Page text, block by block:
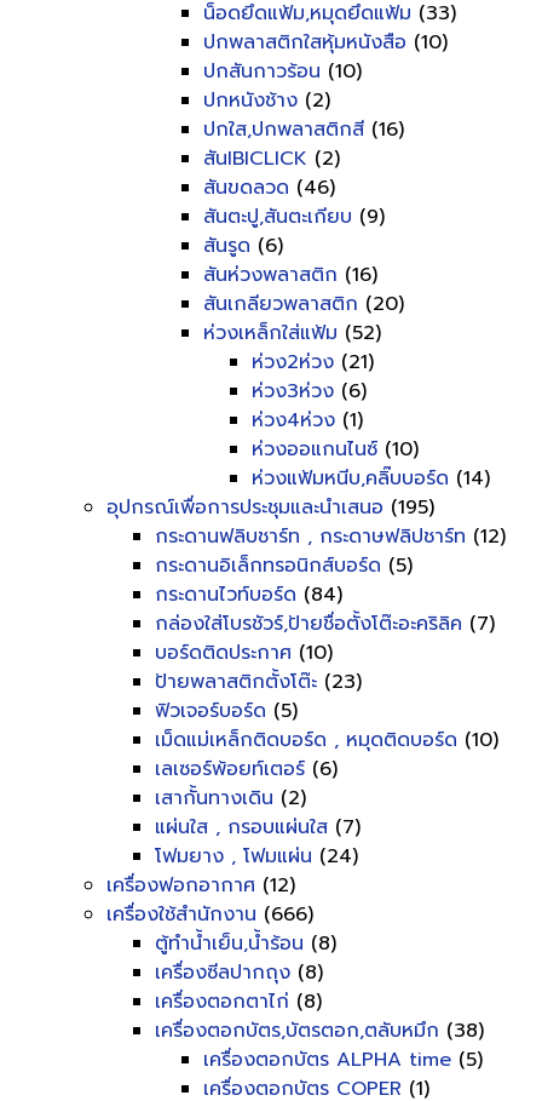
น็อดยึดแฟ้ม,หมุดยึดแฟ้ม (33)
ปกพลาสติกใสหุ้มหนังสือ (10)
ปกสันกาวร้อน (10)
ปกหนังช้าง (2)
ปกใส,ปกพลาสติกสี (16)
สันIBICLICK (2)
สันขดลวด (46)
สันตะปู,สันตะเกียบ (9)
สันรูด (6)
สันห่วงพลาสติก (16)
สันเกลียวพลาสติก (20)
ห่วงเหล็กใส่แฟ้ม (52)
ห่วง2ห่วง (21)
ห่วง3ห่วง (6)
ห่วง4ห่วง (1)
ห่วงออแกนไนซ์ (10)
ห่วงแฟ้มหนีบ,คลิ๊บบอร์ด (14)
อุปกรณ์เพื่อการประชุมและนำเสนอ (195)
กระดานฟลิบชาร์ท , กระดาษฟลิปชาร์ท (12)
กระดานอิเล็กทรอนิกส์บอร์ด (5)
กระดานไวท์บอร์ด (84)
กล่องใส่โบรชัวร์,ป้ายชื่อตั้งโต๊ะอะคริลิค (7)
บอร์ดติดประกาศ (10)
ป้ายพลาสติกตั้งโต๊ะ (23)
ฟิวเจอร์บอร์ด (5)
เม็ดแม่เหล็กติดบอร์ด , หมุดติดบอร์ด (10)
เลเซอร์พ้อยท์เตอร์ (6)
เสากั้นทางเดิน (2)
แผ่นใส , กรอบแผ่นใส (7)
โฟมยาง , โฟมแผ่น (24)
เครื่องฟอกอากาศ (12)
เครื่องใช้สำนักงาน (666)
ตู้ทำน้ำเย็น,น้ำร้อน (8)
เครื่องซีลปากถุง (8)
เครื่องตอกตาไก่ (8)
เครื่องตอกบัตร,บัตรตอก,ตลับหมึก (38)
เครื่องตอกบัตร ALPHA time (5)
เครื่องตอกบัตร COPER (1)